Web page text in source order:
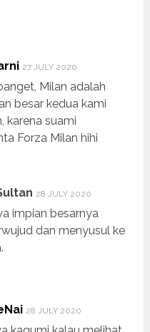
27 JULY 2020
Milan adalah
besar kedua kami
karena suami
Forza Milan hihi
28 JULY 2020
impian besarnya
dan menyusul ke
28 JULY 2020